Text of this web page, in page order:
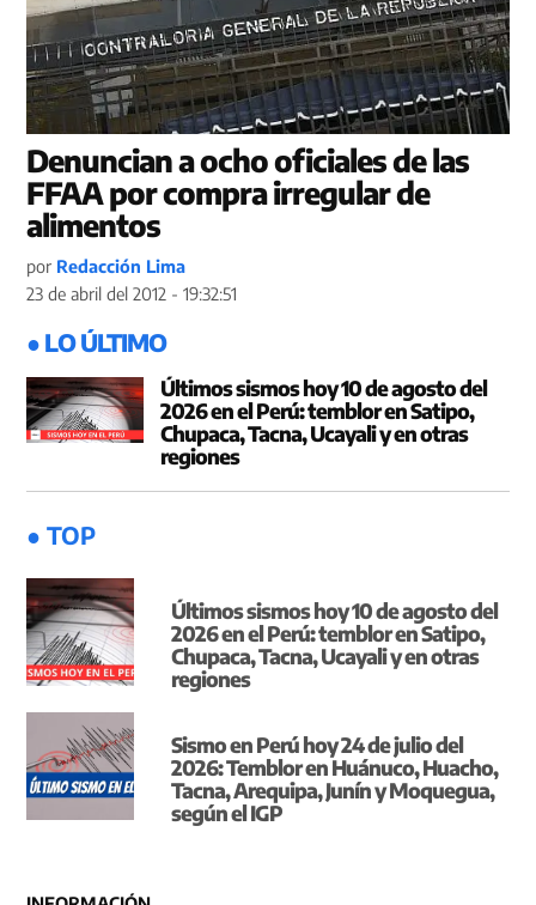
Denuncian a ocho oficiales de las
FFAA por compra irregular de
alimentos
por Redacción Lima
23 de abril del 2012 - 19:32:51
● LO ÚLTIMO
Últimos sismos hoy 10 de agosto del
2026 en el Perú: temblor en Satipo,
Chupaca, Tacna, Ucayali y en otras
regiones
● TOP
Últimos sismos hoy 10 de agosto del
2026 en el Perú: temblor en Satipo,
Chupaca, Tacna, Ucayali y en otras
regiones
Sismo en Perú hoy 24 de julio del
2026: Temblor en Huánuco, Huacho,
Tacna, Arequipa, Junín y Moquegua,
según el IGP